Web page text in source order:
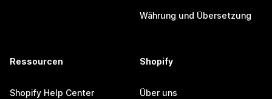
Währung und Übersetzung
Ressourcen
Shopify Help Center
Shopify
Über uns